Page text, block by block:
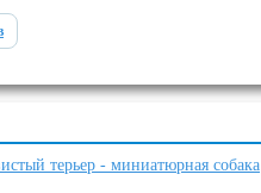
терьер - миниатюрная собака